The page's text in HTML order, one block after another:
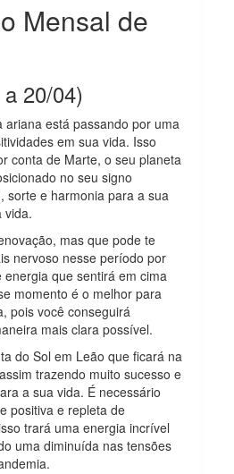
Mensal de
20/04)
ariana está passando por uma
em sua vida. Isso
conta de Marte, o seu planeta
no seu signo
sorte e harmonia para a sua
vida.
mas que pode te
nervoso nesse período por
energia que sentirá em cima
momento é o melhor para
pois você conseguirá
mais clara possível.
do Sol em Leão que ficará na
trazendo muito sucesso e
a sua vida. É necessário
positiva e repleta de
trará uma energia incrível
uma diminuída nas tensões